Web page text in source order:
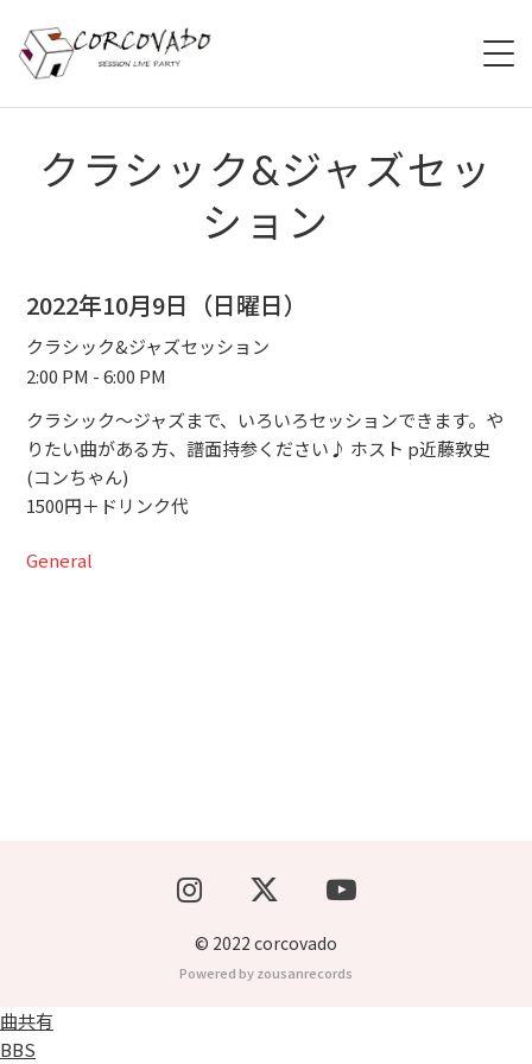
HOME
ABOUT
ACCESS
クラシック&ジャズセッ
ション
2022年10月9日（日曜日）
クラシック&ジャズセッション
2:00 PM - 6:00 PM
クラシック〜ジャズまで、いろいろセッションできます。や
りたい曲がある方、譜面持参ください♪ ホスト p近藤敦史
(コンちゃん)
1500円＋ドリンク代
General
© 2022 corcovado
Powered by zousanrecords
曲共有
BBS